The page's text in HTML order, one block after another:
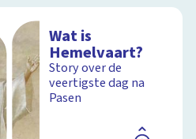
Wat is
Hemelvaart?
Story over de
veertigste dag na
Pasen